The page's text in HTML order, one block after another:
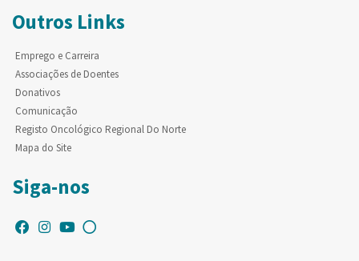
Outros Links
Emprego e Carreira
Associações de Doentes
Donativos
Comunicação
Registo Oncológico Regional Do Norte
Mapa do Site
Siga-nos